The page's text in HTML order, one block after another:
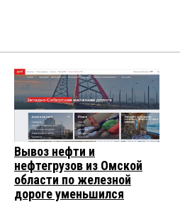
Вывоз нефти и
нефтегрузов из Омской
области по железной
дороге уменьшился